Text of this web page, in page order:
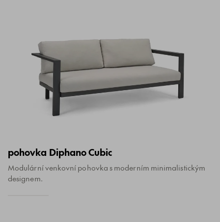
pohovka Diphano Cubic
Modulární venkovní pohovka s moderním minimalistickým
designem.